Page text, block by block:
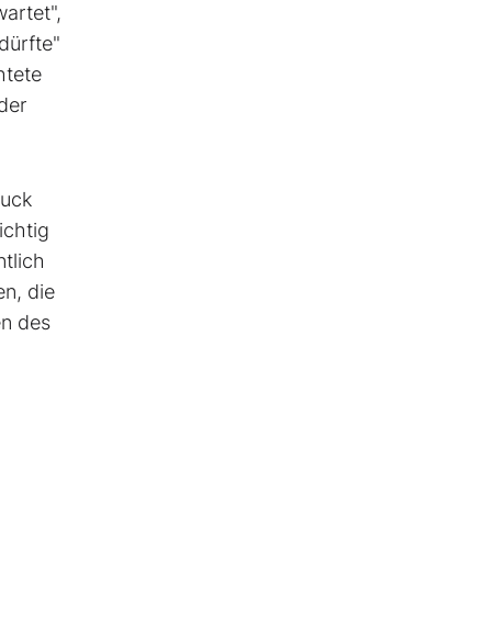
die
des